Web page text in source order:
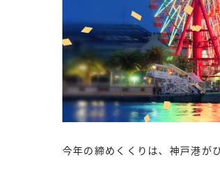
今年の締めくくりは、神戸港が